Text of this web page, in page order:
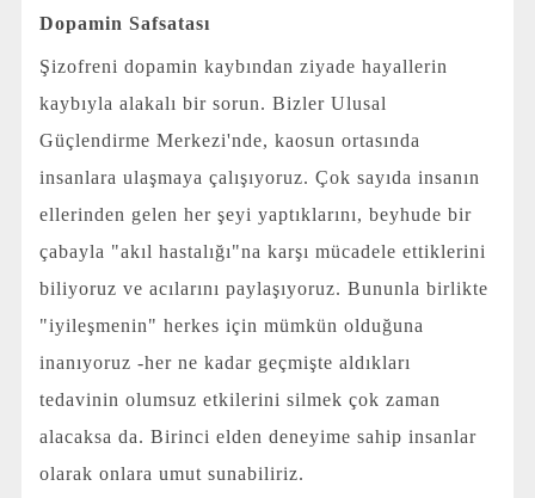
Dopamin Safsatası
Şizofreni dopamin kaybından ziyade hayallerin
kaybıyla alakalı bir sorun. Bizler Ulusal
Güçlendirme Merkezi'nde, kaosun ortasında
insanlara ulaşmaya çalışıyoruz. Çok sayıda insanın
ellerinden gelen her şeyi yaptıklarını, beyhude bir
çabayla "akıl hastalığı"na karşı mücadele ettiklerini
biliyoruz ve acılarını paylaşıyoruz. Bununla birlikte
"iyileşmenin" herkes için mümkün olduğuna
inanıyoruz -her ne kadar geçmişte aldıkları
tedavinin olumsuz etkilerini silmek çok zaman
alacaksa da. Birinci elden deneyime sahip insanlar
olarak onlara umut sunabiliriz.